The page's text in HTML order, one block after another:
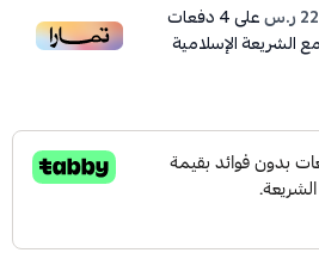
على4دفعات
الشريعة الإسلامية